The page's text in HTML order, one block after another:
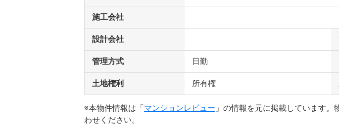
施工会社
設計会社
管理方式 日勤
土地権利 所有権
※本物件情報は「 マンションレビュー 」の情報を元に掲載しています
わせください。